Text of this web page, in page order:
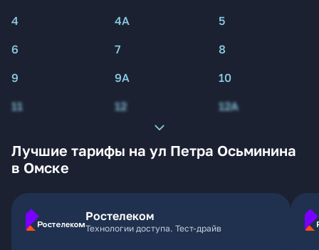
4
4А
5
6
7
8
9
9А
10
11
12 12А
Лучшие тарифы на ул Петра Осьминина
в Омске
Ростелеком
Технологии доступа. Тест-драйв